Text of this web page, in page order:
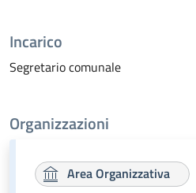
Incarico
Segretario comunale
Organizzazioni
Area Organizzativa